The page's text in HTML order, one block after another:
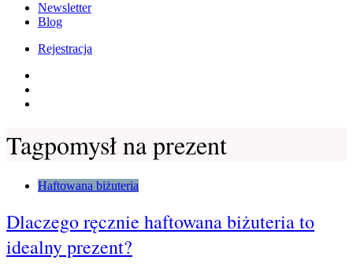
Newsletter
Blog
Rejestracja
Tagpomysł na prezent
Haftowana biżuteria
Dlaczego ręcznie haftowana biżuteria to
idealny prezent?